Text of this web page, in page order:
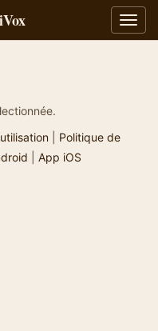
la
| Politique de
App iOS